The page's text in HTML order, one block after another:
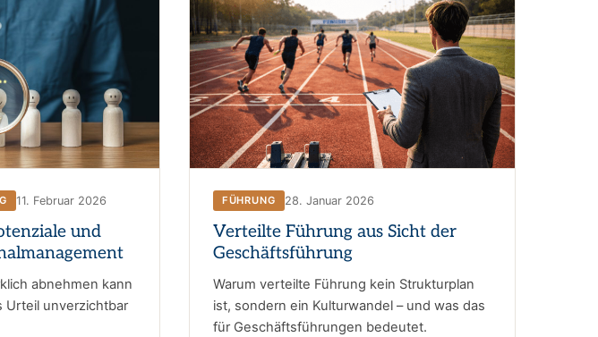
11. Februar 2026
und
abnehmen kann
Urteil unverzichtbar
FÜHRUNG 28. Januar 2026
Verteilte Führung aus Sicht der
Geschäftsführung
Warum verteilte Führung kein Strukturplan
ist, sondern ein Kulturwandel – und was das
für Geschäftsführungen bedeutet.